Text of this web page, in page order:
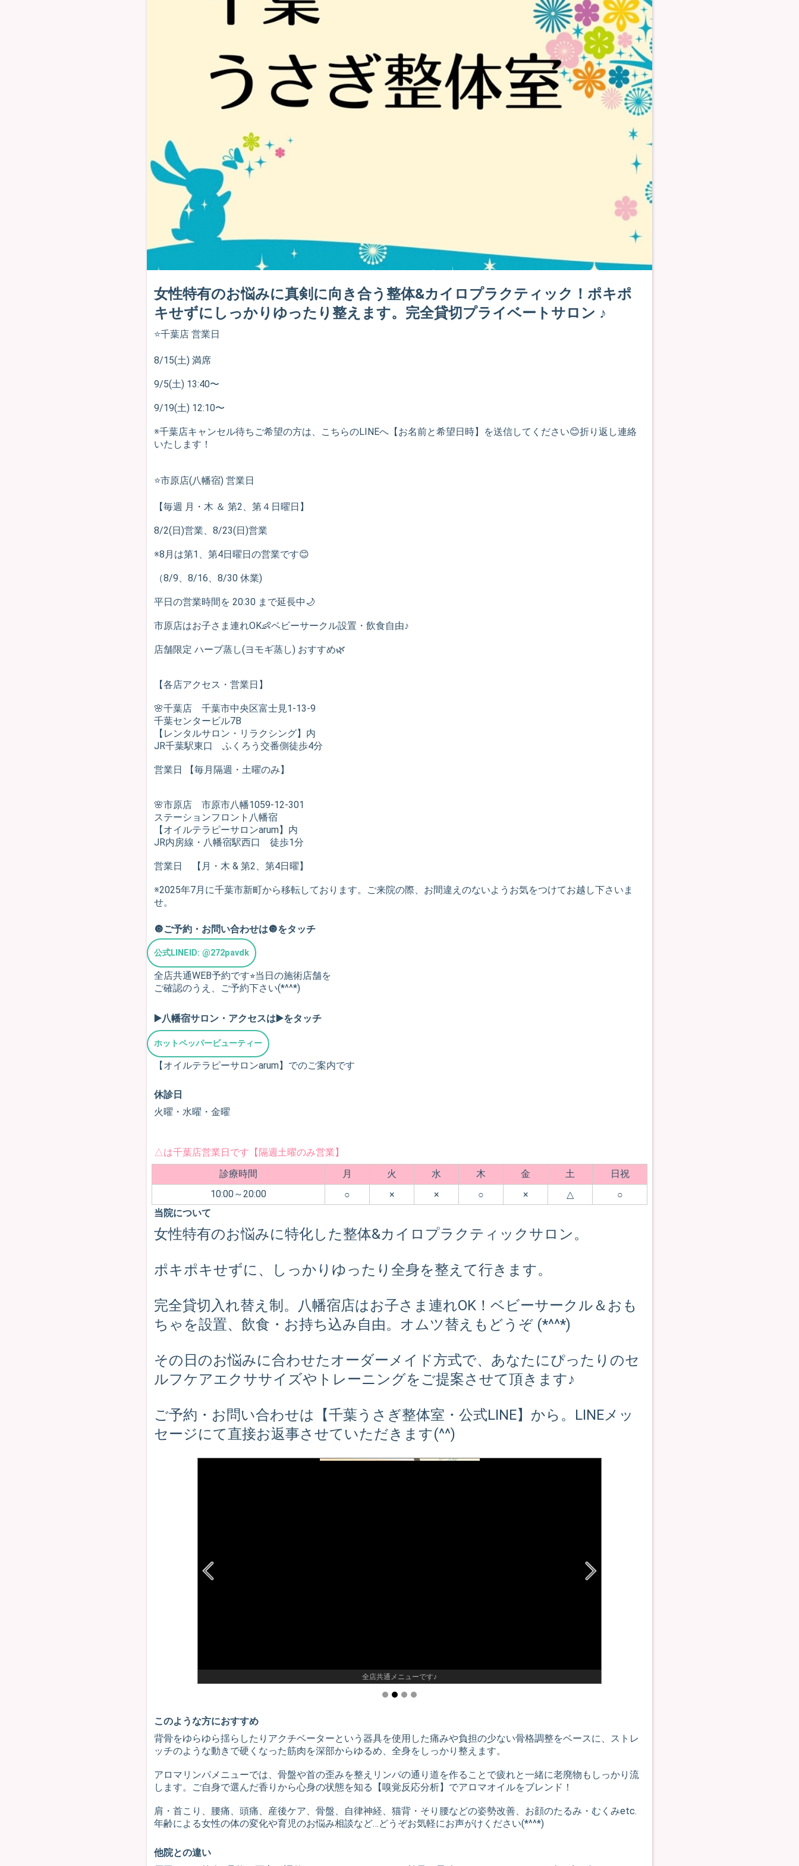
女性特有のお悩みに真剣に向き合う整体&カイロプラクティック！ポキポ
キせずにしっかりゆったり整えます。完全貸切プライベートサロン ♪
⭐️千葉店 営業日
8/15(土) 満席
9/5(土) 13:40〜
9/19(土) 12:10〜
※千葉店キャンセル待ちご希望の方は、こちらのLINEへ【お名前と希望日時】を送信してください😊折り返し連絡
いたします！
⭐️市原店(八幡宿) 営業日
【毎週 月・木 ＆ 第2、第４日曜日】
8/2(日)営業、8/23(日)営業
※8月は第1、第4日曜日の営業です😊
（8/9、8/16、8/30 休業)
平日の営業時間を 20:30 まで延長中🌙
市原店はお子さま連れOK👶ベビーサークル設置・飲食自由♪
店舗限定 ハーブ蒸し(ヨモギ蒸し) おすすめ🌿
【各店アクセス・営業日】
🌸千葉店 千葉市中央区富士見1-13-9
千葉センタービル7B
【レンタルサロン・リラクシング】内
JR千葉駅東口 ふくろう交番側徒歩4分
営業日 【毎月隔週・土曜のみ】
🌸市原店 市原市八幡1059-12-301
ステーションフロント八幡宿
【オイルテラピーサロンarum】内
JR内房線・八幡宿駅西口 徒歩1分
営業日 【月・木 & 第2、第4日曜】
※2025年7月に千葉市新町から移転しております。ご来院の際、お間違えのないようお気をつけてお越し下さいま
せ。
🔘ご予約・お問い合わせは🔘をタッチ
公式LINEID: @272pavdk
全店共通WEB予約です⭐︎当日の施術店舗を
ご確認のうえ、ご予約下さい(*^^*)
▶️八幡宿サロン・アクセスは▶️をタッチ
ホットペッパービューティー
【オイルテラピーサロンarum】でのご案内です
休診日
火曜・水曜・金曜
△は千葉店営業日です【隔週土曜のみ営業】
診療時間
月 火 水 木 金 土
日祝
10:00～20:00
○ × × ○ × △
○
当院について
女性特有のお悩みに特化した整体&カイロプラクティックサロン。
ポキポキせずに、しっかりゆったり全身を整えて行きます。
完全貸切入れ替え制。八幡宿店はお子さま連れOK！ベビーサークル＆おも
ちゃを設置、飲食・お持ち込み自由。オムツ替えもどうぞ (*^^*)
その日のお悩みに合わせたオーダーメイド方式で、あなたにぴったりのセ
ルフケアエクササイズやトレーニングをご提案させて頂きます♪
ご予約・お問い合わせは【千葉うさぎ整体室・公式LINE】から。LINEメッ
セージにて直接お返事させていただきます(^^)
全店共通メニューです♪
このような方におすすめ
背骨をゆらゆら揺らしたりアクチベーターという器具を使用した痛みや負担の少ない骨格調整をベースに、ストレ
ッチのような動きで硬くなった筋肉を深部からゆるめ、全身をしっかり整えます。
アロマリンパメニューでは、骨盤や首の歪みを整えリンパの通り道を作ることで疲れと一緒に老廃物もしっかり流
します。ご自身で選んだ香りから心身の状態を知る【嗅覚反応分析】でアロマオイルをブレンド！
肩・首こり、腰痛、頭痛、産後ケア、骨盤、自律神経、猫背・そり腰などの姿勢改善、お顔のたるみ・むくみetc.
年齢による女性の体の変化や育児のお悩み相談など…どうぞお気軽にお声がけください(*^^*)
他院との違い